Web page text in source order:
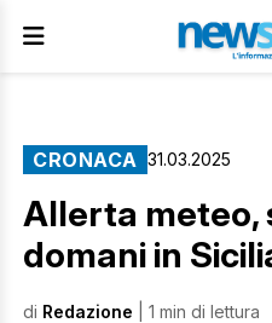
CRONACA 31.03.2025
Allerta meteo,
domani in
di Redazione | 1 min di lettura